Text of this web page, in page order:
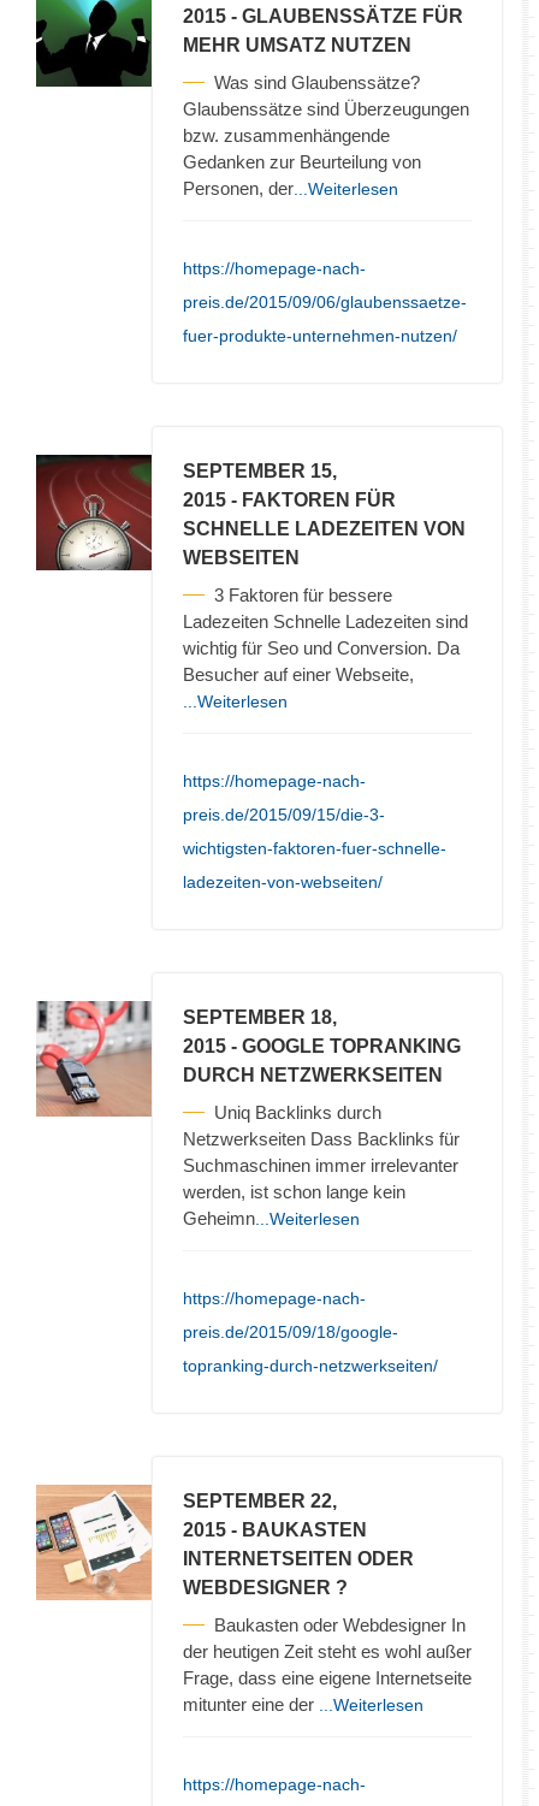
2015 - GLAUBENSSÄTZE FÜR
MEHR UMSATZ NUTZEN
Was sind Glaubenssätze?
Glaubenssätze sind Überzeugungen
bzw. zusammenhängende
Gedanken zur Beurteilung von
Personen, der ...Weiterlesen
https://homepage-nach-
preis.de/2015/09/06/glaubenssaetze-
fuer-produkte-unternehmen-nutzen/
SEPTEMBER 15,
2015 - FAKTOREN FÜR
SCHNELLE LADEZEITEN VON
WEBSEITEN
3 Faktoren für bessere
Ladezeiten Schnelle Ladezeiten sind
wichtig für Seo und Conversion. Da
Besucher auf einer Webseite,
...Weiterlesen
https://homepage-nach-
preis.de/2015/09/15/die-3-
wichtigsten-faktoren-fuer-schnelle-
ladezeiten-von-webseiten/
SEPTEMBER 18,
2015 - GOOGLE TOPRANKING
DURCH NETZWERKSEITEN
Uniq Backlinks durch
Netzwerkseiten Dass Backlinks für
Suchmaschinen immer irrelevanter
werden, ist schon lange kein
Geheimn ...Weiterlesen
https://homepage-nach-
preis.de/2015/09/18/google-
topranking-durch-netzwerkseiten/
SEPTEMBER 22,
2015 - BAUKASTEN
INTERNETSEITEN ODER
WEBDESIGNER ?
Baukasten oder Webdesigner In
der heutigen Zeit steht es wohl außer
Frage, dass eine eigene Internetseite
mitunter eine der
...Weiterlesen
https://homepage-nach-